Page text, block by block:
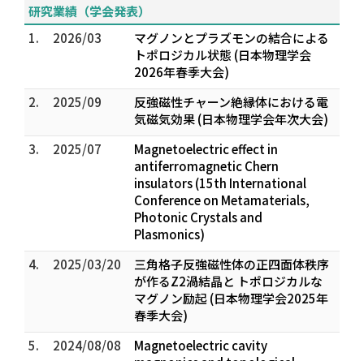
研究業績（学会発表）
1.
2026/03
マグノンとプラズモンの結合による
トポロジカル状態 (日本物理学会
2026年春季大会)
2.
2025/09
反強磁性チャーン絶縁体における電
気磁気効果 (日本物理学会年次大会)
3.
2025/07
Magnetoelectric effect in
antiferromagnetic Chern
insulators (15th International
Conference on Metamaterials,
Photonic Crystals and
Plasmonics)
4.
2025/03/20
三角格子反強磁性体の正四面体秩序
が作るZ2渦結晶と トポロジカルな
マグノン励起 (日本物理学会2025年
春季大会)
5.
2024/08/08
Magnetoelectric cavity